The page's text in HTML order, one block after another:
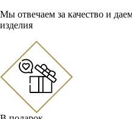
Мы отвечаем за качество и
изделия